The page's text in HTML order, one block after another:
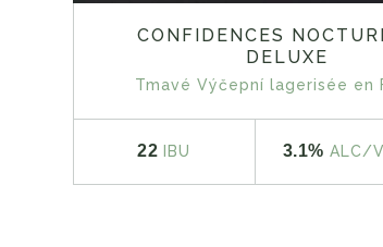
CONFIDENCES
DELUXE
Tmavé Výčepní lagerisée en
22 IBU 3.1% ALC/